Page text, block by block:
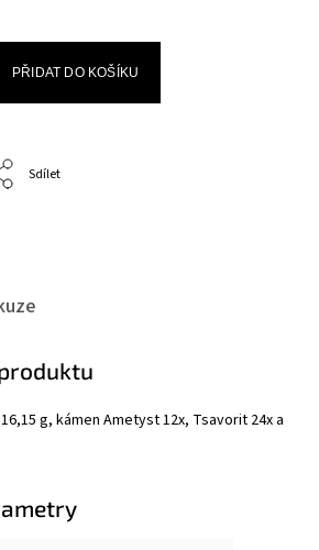
PŘIDAT DO KOŠÍKU
Sdílet
g, kámen Ametyst 12x, Tsavorit 24x a